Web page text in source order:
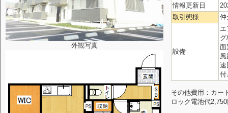
外観写真
情報更新日
取引態様
仲
設備
面
速
付
その他費用：カー
ロック電池代